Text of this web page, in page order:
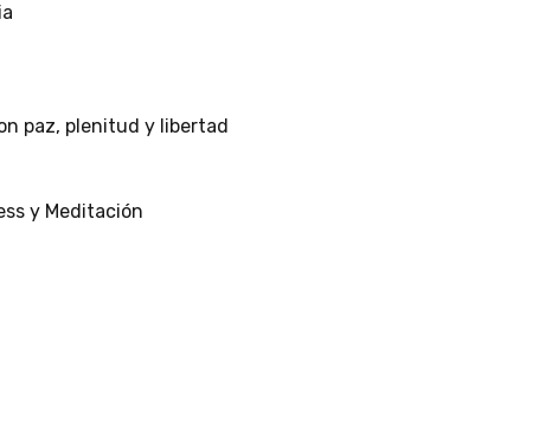
paz, plenitud y libertad
y Meditación